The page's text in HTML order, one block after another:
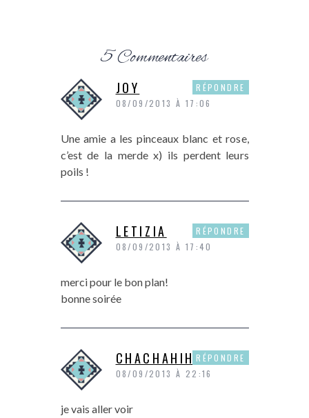
5 Commentaires
JOY
08/09/2013 À 17:06
Une amie a les pinceaux blanc et rose,
c’est de la merde x) ils perdent leurs
poils !
RÉPONDRE
LETIZIA
08/09/2013 À 17:40
merci pour le bon plan!
bonne soirée
RÉPONDRE
CHACHAHIHI
08/09/2013 À 22:16
je vais aller voir
RÉPONDRE